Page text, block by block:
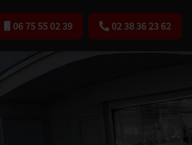
06 75 55 02 39 02 38 36 23 62